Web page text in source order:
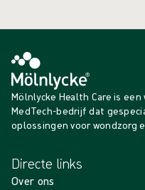
Mölnlycke Health Care is
MedTech-bedrijf dat
oplossingen voor wondzorg
Directe links
Over ons